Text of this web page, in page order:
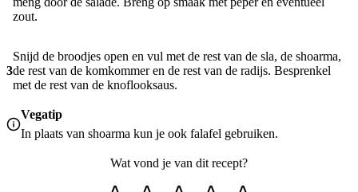
zout.
3
Snijd de broodjes open en vul met de rest van de sla, de shoarma,
de rest van de komkommer en de rest van de radijs. Besprenkel
met de rest van de knoflooksaus.
Vegatip
In plaats van shoarma kun je ook falafel gebruiken.
Wat vond je van dit recept?